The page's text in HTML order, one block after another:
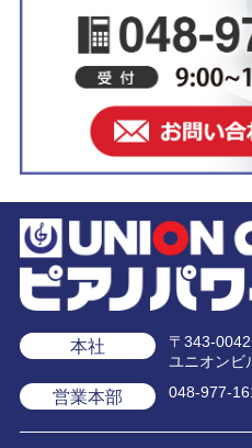
本社
〒343-
ユニオンビ
営業本部 048-977-